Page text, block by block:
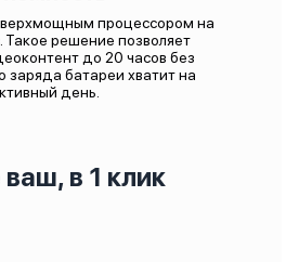
процессором на
Такое решение позволяет
до 20 часов без
заряда батареи хватит на
день.
в 1 клик